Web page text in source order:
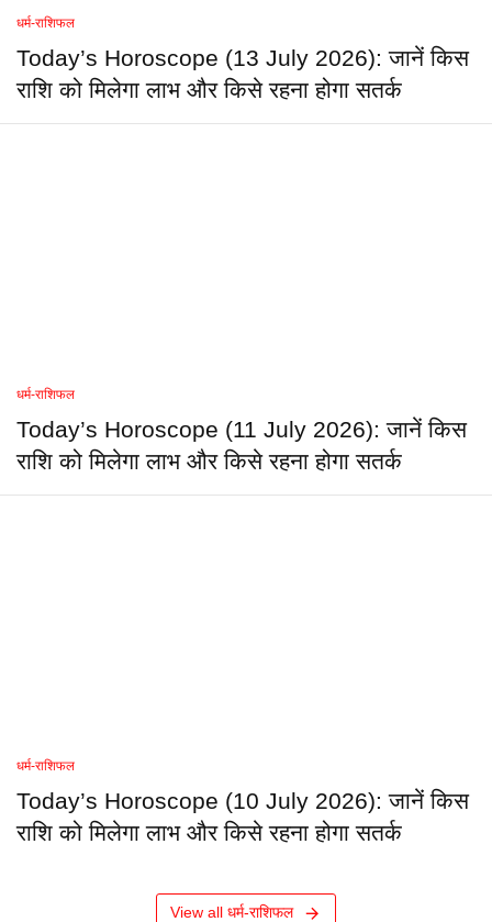
धर्म-राशिफल
Today’s Horoscope (13 July 2026): जानें किस
राशि को मिलेगा लाभ और किसे रहना होगा सतर्क
धर्म-राशिफल
Today’s Horoscope (11 July 2026): जानें किस
राशि को मिलेगा लाभ और किसे रहना होगा सतर्क
धर्म-राशिफल
Today’s Horoscope (10 July 2026): जानें किस
राशि को मिलेगा लाभ और किसे रहना होगा सतर्क
View all धर्म-राशिफल